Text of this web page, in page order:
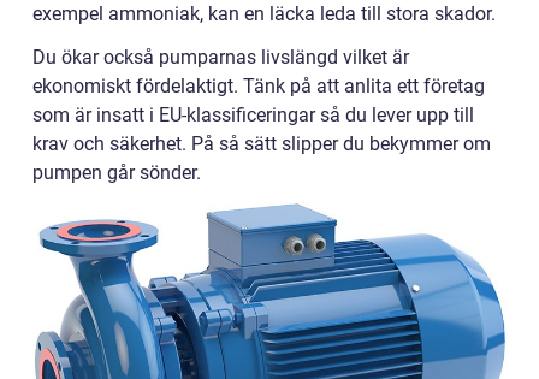
exempel ammoniak, kan en läcka leda till stora skador.
Du ökar också pumparnas livslängd vilket är
ekonomiskt fördelaktigt. Tänk på att anlita ett företag
som är insatt i EU-klassificeringar så du lever upp till
krav och säkerhet. På så sätt slipper du bekymmer om
pumpen går sönder.